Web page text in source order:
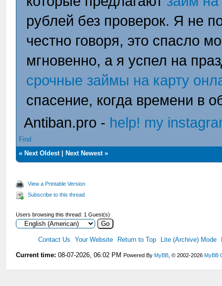
рублей без проверок. Я не
честно говоря, это спасло
мгновенно, а я успел на
срочные займы на карту
спасение, когда времени в
Antiban.pro - help! my
Find
« Next Oldest| Next Newest»
View a Printable Version
Subscribe to this thread
Users browsing this thread: 1 Guest(s)
Contact Us Your Website Return to Top Lite (Archive) Mode
Current time: 08-07-2026, 06:02 PM Powered By MyBB , © 2002-2026 MyBB